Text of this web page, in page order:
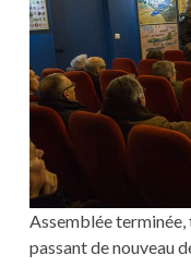
Assemblée terminée,
passant de nouveau